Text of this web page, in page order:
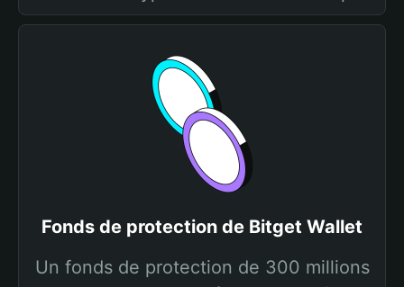
Fonds de protection de Bitget Wallet
Un fonds de protection de 300 millions